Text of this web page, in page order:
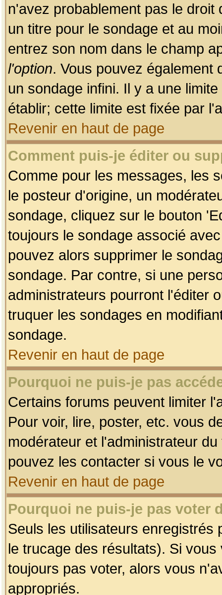
n'avez probablement pas le
un titre pour le sondage et au
entrez son nom dans le champ
l'option. Vous pouvez également
un sondage infini. Il y a une
établir; cette limite est fixée par
Revenir en haut de page
Comment puis-je éditer ou
Comme pour les messages, les
le posteur d'origine, un
sondage, cliquez sur le bouton
toujours le sondage associé
pouvez alors supprimer le
sondage. Par contre, si une
administrateurs pourront l'éditer
truquer les sondages en
sondage.
Revenir en haut de page
Pourquoi ne puis-je pas
Certains forums peuvent limiter
Pour voir, lire, poster, etc. vous
modérateur et l'administrateur
pouvez les contacter si vous le
Revenir en haut de page
Pourquoi ne puis-je pas voter
Seuls les utilisateurs enregistrés
le trucage des résultats). Si
toujours pas voter, alors vous
appropriés.